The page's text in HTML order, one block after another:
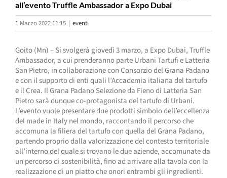
all’evento Truffle Ambassador a Expo Dubai
1 Marzo 2022 11:15 | eventi
Goito (Mn) – Si svolgerà giovedì 3 marzo, a Expo Dubai, Truffle
Ambassador, a cui prenderanno parte Urbani Tartufi e Latteria
San Pietro, in collaborazione con Consorzio del Grana Padano
e con il supporto di enti quali l’Accademia italiana del tartufo
e il Crea. Il Grana Padano Selezione da Fieno di Latteria San
Pietro sarà dunque co-protagonista del tartufo di Urbani.
L’evento vuole presentare due prodotti simbolo dell’eccellenza
del made in Italy nel mondo, raccontando il percorso che
accomuna la filiera del tartufo con quella del Grana Padano,
partendo proprio dalla valorizzazione del contesto territoriale
all’interno del quale si trovano le due aziende, accomunate da
un percorso di sostenibilità, fino ad arrivare alla tavola con la
realizzazione di un piatto che onori entrambi gli ingredienti.